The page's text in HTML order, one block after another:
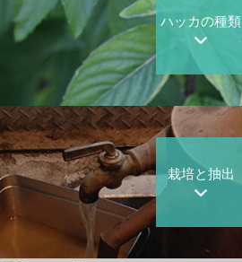
ハッカの種類
栽培と抽出